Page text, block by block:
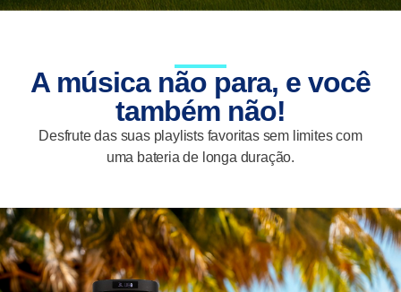
A música não para, e você
também não!
Desfrute das suas playlists favoritas sem limites com
uma bateria de longa duração.